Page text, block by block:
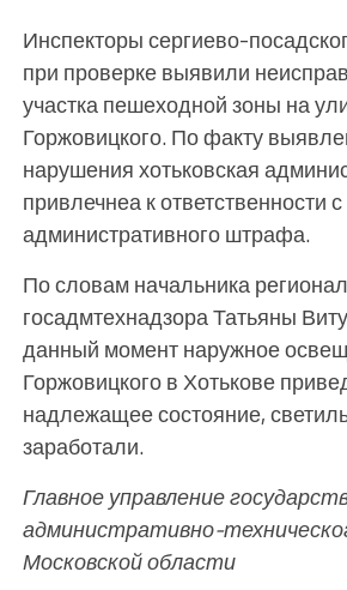
Инспекторы сергиево-
при проверке выявили
участка пешеходной зоны на
Горжовицкого. По факту
нарушения хотьковская
привлечнеа к ответственности
административного штрафа.
По словам начальника
госадмтехнадзора Татьяны
данный момент наружное
Горжовицкого в Хотькове
надлежащее состояние,
заработали.
Главное управление
административно-
Московской области